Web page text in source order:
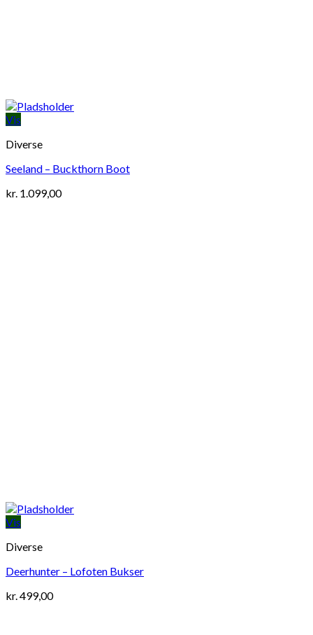
Vis
Diverse
Seeland – Buckthorn Boot
kr. 1.099,00
Vis
Diverse
Deerhunter – Lofoten Bukser
kr.499,00